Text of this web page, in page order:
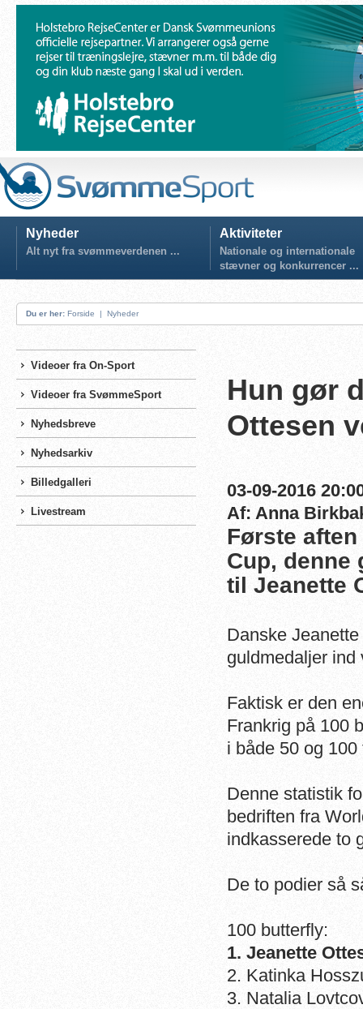
Nyheder
Alt nyt fra svømmeverdenen ...
Aktiviteter
Nationale og internationale
stævner og konkurrencer ...
Du er her: Forside | Nyheder
Videoer fra On-Sport
Videoer fra SvømmeSport
Nyhedsbreve
Nyhedsarkiv
Billedgalleri
Livestream
Hun gør
Ottesen
03-09-2016
Af: Anna
Første
Cup, denne
til Jeanette
Danske
guldmedaljer
Faktisk er den
Frankrig på 100
i både 50 og
Denne statistik
bedriften fra
indkasserede to
De to podier så
100 butterfly:
1. Jeanette
2. Katinka
3. Natalia